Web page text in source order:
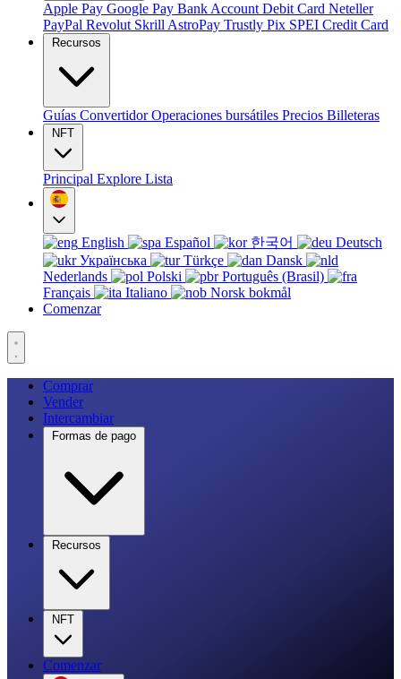
Apple Pay Google Pay Bank Account Debit Card Neteller
PayPal Revolut Skrill AstroPay Trustly Pix SPEI Credit Card
Recursos
Guías ConvertidorOperaciones bursátiles Precios Billeteras
NFT
Principal Explore Lista
English Español 한국어
Deutsch
Українська
Türkçe
Dansk
Nederlands
Polski
Português (Brasil)
Français
Italiano
Norsk bokmål
Comenzar
Comprar
Vender
Intercambiar
Formas de pago
Recursos
NFT
Comenzar